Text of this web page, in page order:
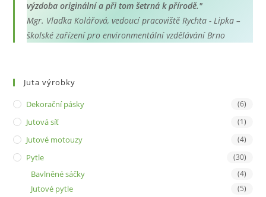
výzdoba originální a při tom šetrná k přírodě."
Mgr. Vlaďka Kolářová, vedoucí pracoviště Rychta - Lipka –
školské zařízení pro environmentální vzdělávání Brno
Juta výrobky
Dekorační pásky (6)
Jutová síť (1)
Jutové motouzy (4)
Pytle (30)
Bavlněné sáčky (4)
Jutové pytle (5)